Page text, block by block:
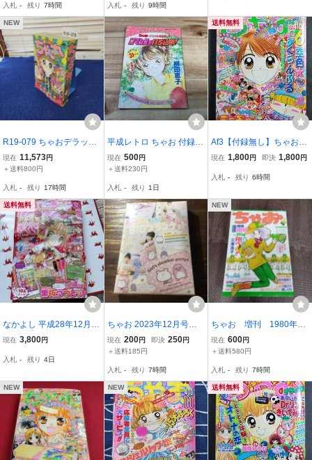
ンド
入札 - 残り 7時間 入札 - 残り 9時間
NEW
R19-079 ちゃおデラック
ス1995年1月号増刊 小学
館 切り取りあり
現在 11,573円
＋送料800円
入札 - 残り 17時間
平成レトロ ちゃお 付録
別冊まんが さわやか スポ
ーツまんが 柳田恵子 宮脇
く 小学館
現在 500円
＋送料230円
入札 - 残り 1日
送料無料
Af3【付録無し】ちゃお
2002年6月号 空色すく
ン ミニモニ 小学館
現在 1,800円 即決 1,800円
入札 - 残り 6時間
送料無料
なかよし 平成28年12月号
史上最強のクリスマスス
現在 3,800円
入札 - 残り 4日
ちゃお 2023年12月号付
録 アラウちゃん＆ペンく
んのあったかもこもこBIG
発送無し
現在 200円 即決 250円
＋送料185円
入札 - 残り 7時間
NEW
ちゃお 増刊 1980年
1月号 小学館 雑誌
【管理No.6785-1】
現在 600円
＋送料580円
入札 - 残り 7時間
NEW NEW 送料無料